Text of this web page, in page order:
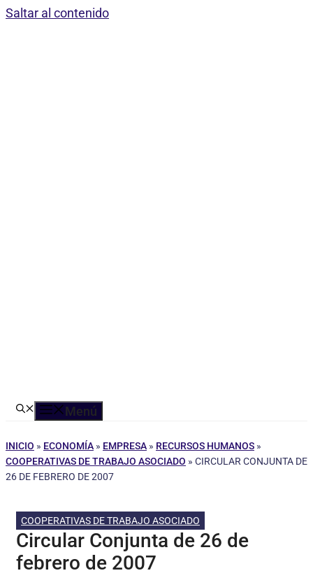
Saltar al contenido
Menú
INICIO » ECONOMÍA » EMPRESA » RECURSOS HUMANOS »
COOPERATIVAS DE TRABAJO ASOCIADO » CIRCULAR CONJUNTA DE
26 DE FEBRERO DE 2007
COOPERATIVAS DE TRABAJO ASOCIADO
Circular Conjunta de 26 de
febrero de 2007